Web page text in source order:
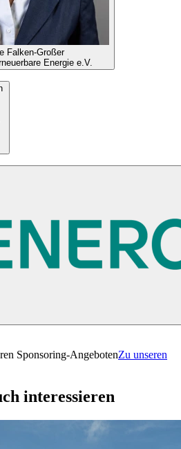
Falken-Großer
Energie e.V.
Sponsoring-AngebotenZu unseren
interessieren